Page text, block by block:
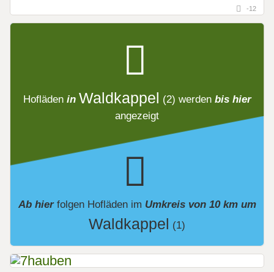
-12
Hofläden in Waldkappel (2) werden bis hier
angezeigt
Ab hier folgen Hoflädenim Umkreis von 10 km um
Waldkappel (1)